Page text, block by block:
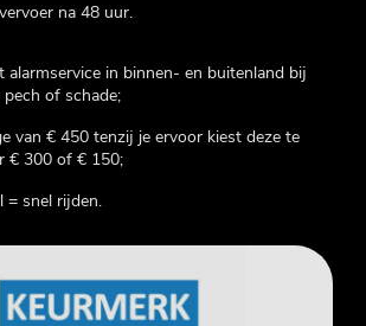
na 48 uur.
alarmservice in binnen- en buitenland bij
of schade;
van € 450 tenzij je ervoor kiest deze te
€ 300 of € 150;
= snel rijden.